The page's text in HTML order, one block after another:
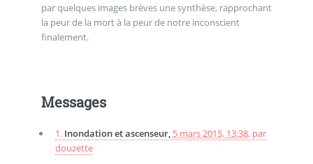
par quelques images brèves une synthèse, rapprochant
la peur de la mort à la peur de notre inconscient
finalement.
Messages
1. Inondation et ascenseur, 5 mars 2015, 13:38, par
douzette